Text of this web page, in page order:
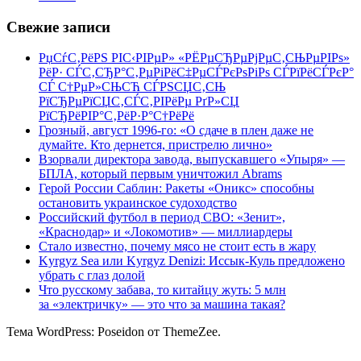
Свежие записи
РџСѓС‚РёРЅ РІС‹РІРµР» «РЁРµСЂРµРјРµС‚СЊРµРІРѕ»
РёР· СЃС‚СЂР°С‚РµРіРёС‡РµСЃРєРѕРіРѕ СЃРїРёСЃРєР°
СЃ С†РµР»СЊСЋ СЃРЅСЏС‚СЊ
РїСЂРµРїСЏС‚СЃС‚РІРёРµ РґР»СЏ
РїСЂРёРІР°С‚РёР·Р°С†РёРё
Грозный, август 1996-го: «О сдаче в плен даже не
думайте. Кто дернется, пристрелю лично»
Взорвали директора завода, выпускавшего «Упыря» —
БПЛА, который первым уничтожил Abrams
Герой России Саблин: Ракеты «Оникс» способны
остановить украинское судоходство
Российский футбол в период СВО: «Зенит»,
«Краснодар» и «Локомотив» — миллиардеры
Стало известно, почему мясо не стоит есть в жару
Kyrgyz Sea или Kyrgyz Denizi: Иссык-Куль предложено
убрать с глаз долой
Что русскому забава, то китайцу жуть: 5 млн
за «электричку» — это что за машина такая?
Тема WordPress: Poseidon от ThemeZee.